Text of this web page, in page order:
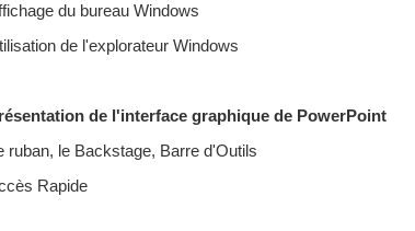
du bureau Windows
de l'explorateur Windows
de l'interface graphique de PowerPoint
ruban, le Backstage, Barre d'Outils
Rapide